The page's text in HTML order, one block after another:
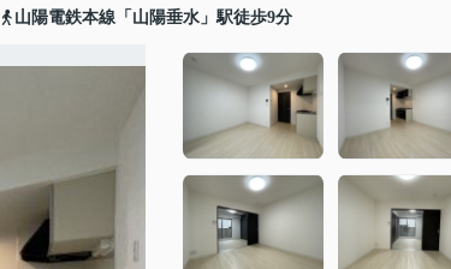
山陽電鉄本線「山陽垂水」駅徒歩9分